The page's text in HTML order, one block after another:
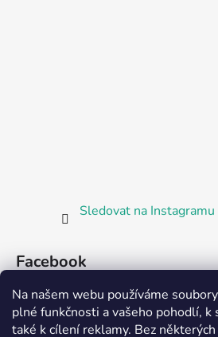
Na našem webu používáme
plné funkčnosti a vašeho pohodlí,
také k cílení reklamy. Bez
Sledovat na Instagramu
Facebook